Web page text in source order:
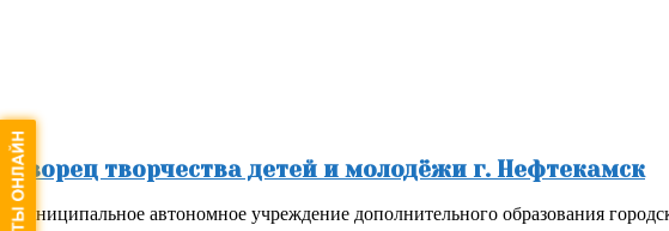
Дворец творчества детей и молодёжи г. Нефтекамск
Муниципальное автономное учреждение дополнительного образования